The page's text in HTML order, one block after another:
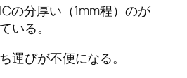
の分厚い（1mm程）のが
いる。
運びが不便になる。